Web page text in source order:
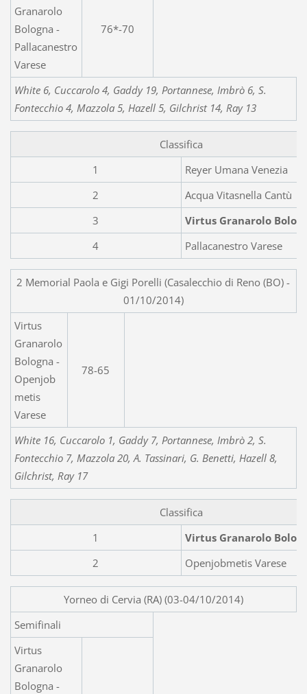
Granarolo
Bologna -
Pallacanestro
Varese
76*-70
White 6, Cuccarolo 4, Gaddy 19, Portannese, Imbrò 6, S.
Fontecchio 4, Mazzola 5, Hazell 5, Gilchrist 14, Ray 13
Classifica
1
Reyer Umana Venezia
2
Acqua Vitasnella Cantù
3
Virtus Granarolo
4
Pallacanestro Varese
2 Memorial Paola e Gigi Porelli (Casalecchio di Reno (BO) -
01/10/2014)
Virtus
Granarolo
Bologna -
Openjob
metis
Varese
78-65
White 16, Cuccarolo 1, Gaddy 7, Portannese, Imbrò 2, S.
Fontecchio 7, Mazzola 20, A. Tassinari, G. Benetti, Hazell 8,
Gilchrist, Ray 17
Classifica
1
Virtus Granarolo
2
Openjobmetis Varese
Yorneo di Cervia (RA) (03-04/10/2014)
Semifinali
Virtus
Granarolo
Bologna -